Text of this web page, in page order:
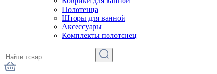
Полотенца
Шторы для ванной
Аксессуары
Комплекты полотенец